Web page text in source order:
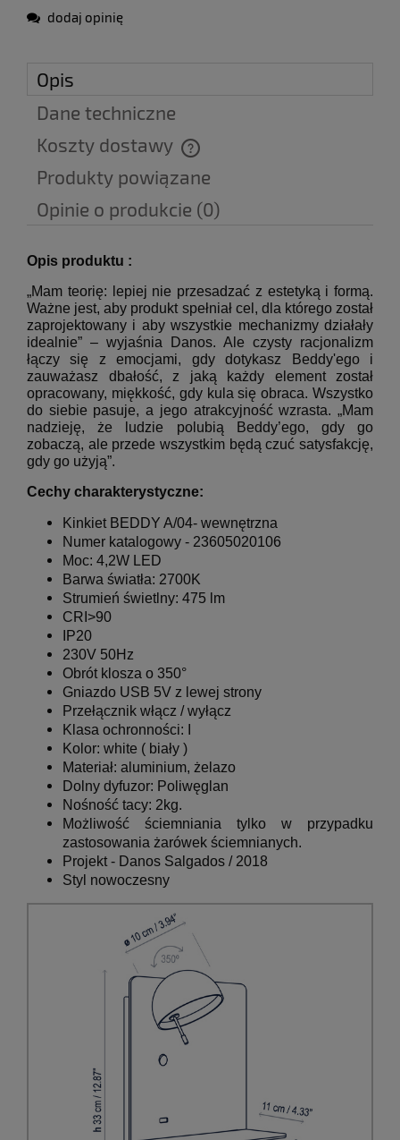
dodaj opinię
Opis
Dane techniczne
Koszty dostawy
Cena nie zawiera ewentualnych kosztów płatności
Produkty powiązane
Opinie o produkcie (0)
Opis produktu :
„Mam teorię: lepiej nie przesadzać z estetyką i formą.
Ważne jest, aby produkt spełniał cel, dla którego został
zaprojektowany i aby wszystkie mechanizmy działały
idealnie” – wyjaśnia Danos. Ale czysty racjonalizm
łączy się z emocjami, gdy dotykasz Beddy'ego i
zauważasz dbałość, z jaką każdy element został
opracowany, miękkość, gdy kula się obraca. Wszystko
do siebie pasuje, a jego atrakcyjność wzrasta. „Mam
nadzieję, że ludzie polubią Beddy’ego, gdy go
zobaczą, ale przede wszystkim będą czuć satysfakcję,
gdy go użyją”.
Cechy charakterystyczne:
Kinkiet BEDDY A/04- wewnętrzna
Numer katalogowy - 23605020106
Moc: 4,2W LED
Barwa światła: 2700K
Strumień świetlny: 475 lm
CRI>90
IP20
230V 50Hz
Obrót klosza o 350°
Gniazdo USB 5V z lewej strony
Przełącznik włącz / wyłącz
Klasa ochronności: I
Kolor: white ( biały )
Materiał: aluminium, żelazo
Dolny dyfuzor: Poliwęglan
Nośność tacy: 2kg.
Możliwość ściemniania tylko w przypadku
zastosowania żarówek ściemnianych.
Projekt - Danos Salgados / 2018
Styl nowoczesny